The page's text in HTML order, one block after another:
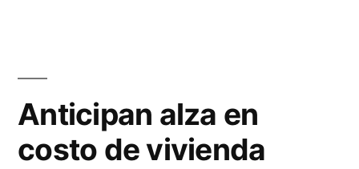
Anticipan alza en
costo de vivienda